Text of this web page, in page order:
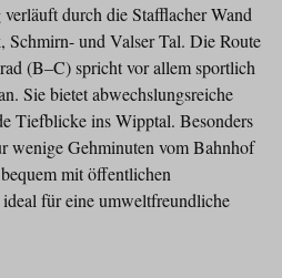
durch die Stafflacher Wand
Schmirn- und Valser Tal. Die Route
(B–C) spricht vor allem sportlich
Sie bietet abwechslungsreiche
Tiefblicke ins Wipptal. Besonders
wenige Gehminuten vom Bahnhof
mit öffentlichen
für eine umweltfreundliche